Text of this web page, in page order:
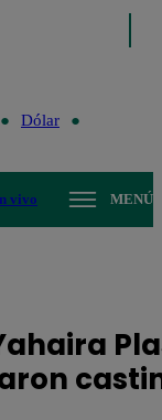
Dólar
vivo MENÚ